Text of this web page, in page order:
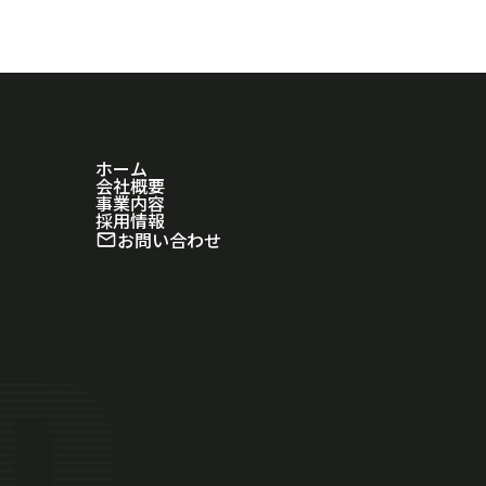
ホーム
会社概要
事業内容
採用情報
お問い合わせ